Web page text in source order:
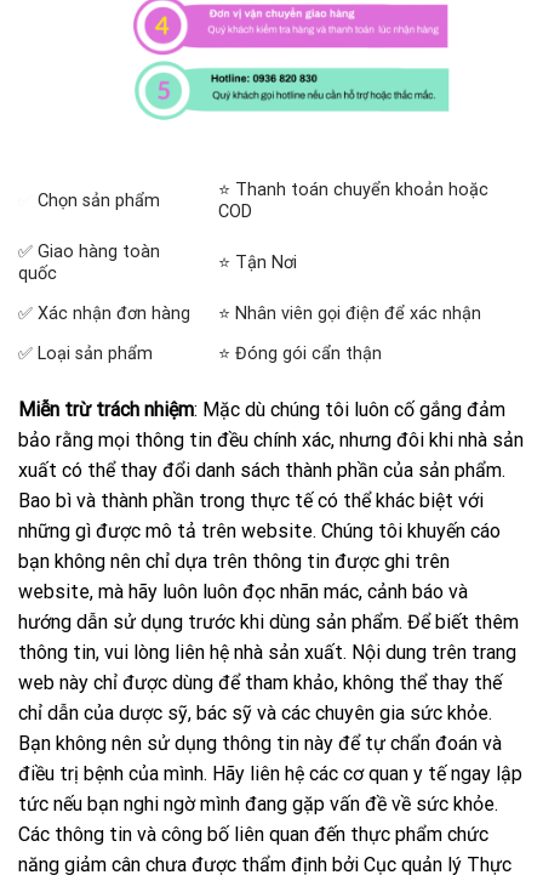
Chọn sản phẩm
⭐ Thanh toán chuyển khoản hoặc
COD
✅ Giao hàng toàn
quốc
⭐ Tận Nơi
✅ Xác nhận đơn hàng
⭐ Nhân viên gọi điện để xác nhận
✅ Loại sản phẩm
⭐ Đóng gói cẩn thận
Miễn trừ trách nhiệm: Mặc dù chúng tôi luôn cố gắng đảm
bảo rằng mọi thông tin đều chính xác, nhưng đôi khi nhà sản
xuất có thể thay đổi danh sách thành phần của sản phẩm.
Bao bì và thành phần trong thực tế có thể khác biệt với
những gì được mô tả trên website. Chúng tôi khuyến cáo
bạn không nên chỉ dựa trên thông tin được ghi trên
website, mà hãy luôn luôn đọc nhãn mác, cảnh báo và
hướng dẫn sử dụng trước khi dùng sản phẩm. Để biết thêm
thông tin, vui lòng liên hệ nhà sản xuất. Nội dung trên trang
web này chỉ được dùng để tham khảo, không thể thay thế
chỉ dẫn của dược sỹ, bác sỹ và các chuyên gia sức khỏe.
Bạn không nên sử dụng thông tin này để tự chẩn đoán và
điều trị bệnh của mình. Hãy liên hệ các cơ quan y tế ngay lập
tức nếu bạn nghi ngờ mình đang gặp vấn đề về sức khỏe.
Các thông tin và công bố liên quan đến thực phẩm chức
năng giảm cân chưa được thẩm định bởi Cục quản lý Thực